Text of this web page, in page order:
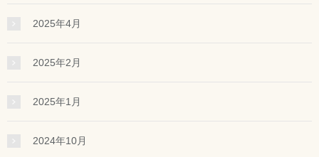
2025年4月
2025年2月
2025年1月
2024年10月